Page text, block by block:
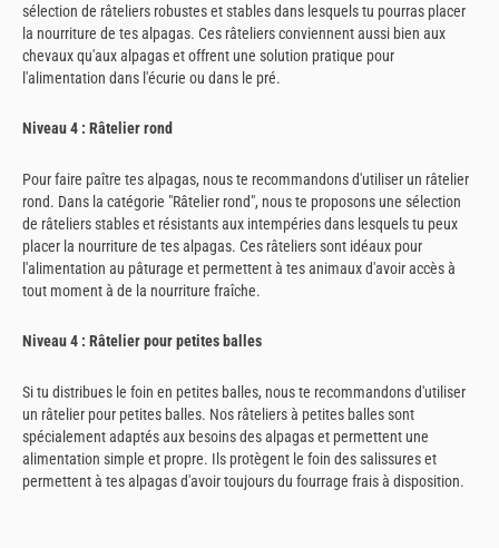
sélection de râteliers robustes et stables dans lesquels tu pourras placer
la nourriture de tes alpagas. Ces râteliers conviennent aussi bien aux
chevaux qu'aux alpagas et offrent une solution pratique pour
l'alimentation dans l'écurie ou dans le pré.
Niveau 4 : Râtelier rond
Pour faire paître tes alpagas, nous te recommandons d'utiliser un râtelier
rond. Dans la catégorie "Râtelier rond", nous te proposons une sélection
de râteliers stables et résistants aux intempéries dans lesquels tu peux
placer la nourriture de tes alpagas. Ces râteliers sont idéaux pour
l'alimentation au pâturage et permettent à tes animaux d'avoir accès à
tout moment à de la nourriture fraîche.
Niveau 4 : Râtelier pour petites balles
Si tu distribues le foin en petites balles, nous te recommandons d'utiliser
un râtelier pour petites balles. Nos râteliers à petites balles sont
spécialement adaptés aux besoins des alpagas et permettent une
alimentation simple et propre. Ils protègent le foin des salissures et
permettent à tes alpagas d'avoir toujours du fourrage frais à disposition.